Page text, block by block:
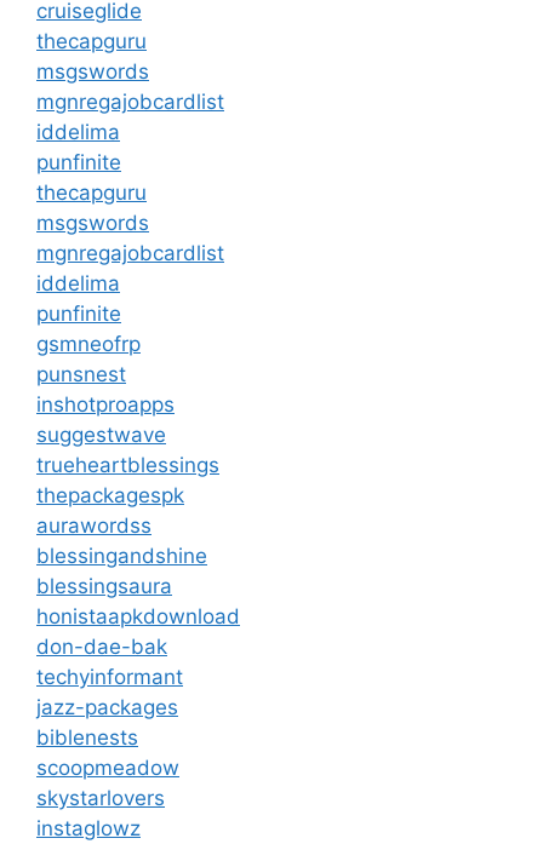
cruiseglide
thecapguru
msgswords
mgnregajobcardlist
iddelima
punfinite
thecapguru
msgswords
mgnregajobcardlist
iddelima
punfinite
gsmneofrp
punsnest
inshotproapps
suggestwave
trueheartblessings
thepackagespk
aurawordss
blessingandshine
blessingsaura
honistaapkdownload
don-dae-bak
techyinformant
jazz-packages
biblenests
scoopmeadow
skystarlovers
instaglowz